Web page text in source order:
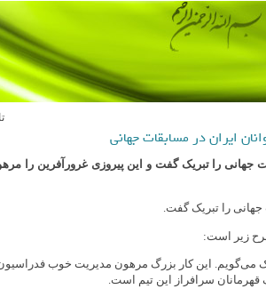
ایران در مسابقات جهانی
جهانی را تبریک گفت و این پیروزی غرورآفرین را
جهانی را تبریک گفت.
زیر است:
می‌گویم. این کار بزرگ مرهون مدیریت خوب
سرافراز این تیم است.